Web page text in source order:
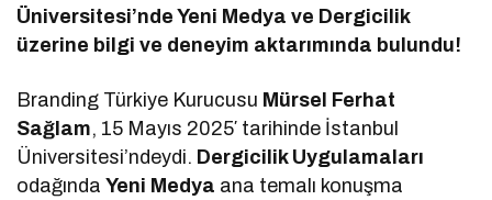
Üniversitesi’nde Yeni Medya ve Dergicilik
üzerine bilgi ve deneyim aktarımında bulundu!
Branding Türkiye Kurucusu Mürsel Ferhat
Sağlam, 15 Mayıs 2025′ tarihinde İstanbul
Üniversitesi’ndeydi. Dergicilik Uygulamaları
odağındaYeni Medya ana temalı konuşma